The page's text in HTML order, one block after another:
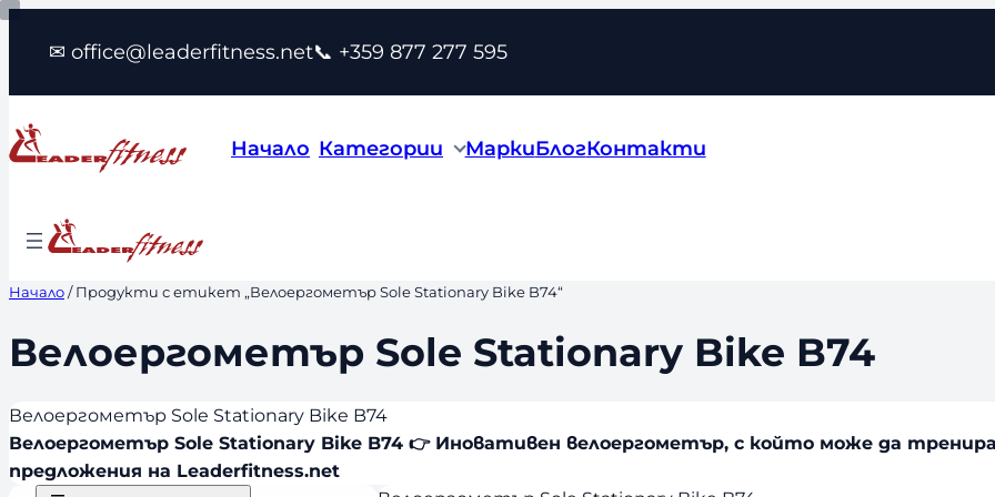
Към
съдържанието
✉ office@leaderfitness.net📞 +359 877 277 595
Начало Категории МаркиБлогКонтакти
Начало/ Продукти с етикет „Велоергометър Sole Stationary Bike B74“
Велоергометър Sole Stationary Bike B74
Велоергометър Sole Stationary Bike B74
Велоергометър Sole Stationary Bike B74 👉 Иновативен велоергометър, с който може да
предложения на Leaderfitness.net